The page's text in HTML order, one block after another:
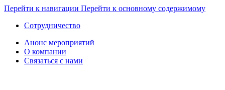
Перейти к навигации Перейти к основному содержимому
Сотрудничество
Анонс мероприятий
О компании
Связаться с нами